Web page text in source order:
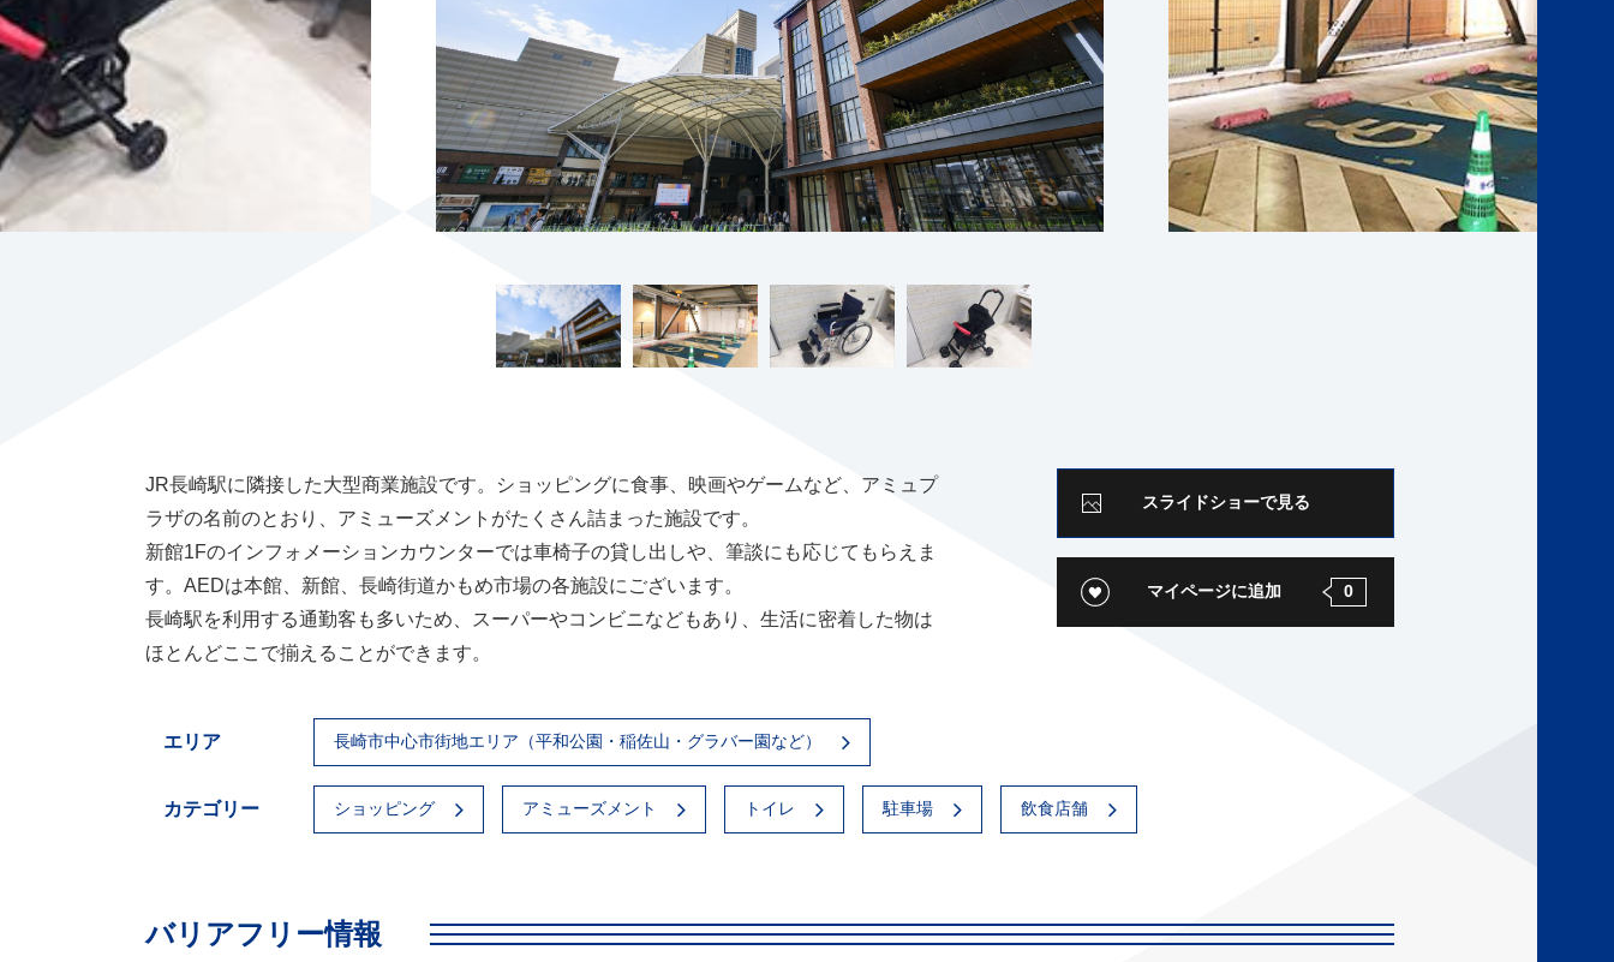
JR長崎駅に隣接した大型商業施設です。ショッピングに食事、映画やゲームなど、アミュプ
ラザの名前のとおり、アミューズメントがたくさん詰まった施設です。
新館1Fのインフォメーションカウンターでは車椅子の貸し出しや、筆談にも応じてもらえま
す。AEDは本館、新館、長崎街道かもめ市場の各施設にございます。
長崎駅を利用する通勤客も多いため、スーパーやコンビニなどもあり、生活に密着した物は
ほとんどここで揃えることができます。
スライドショーで見る
マイページに追加 0
エリア 長崎市中心市街地エリア（平和公園・稲佐山・グラバー園など）
カテゴリー ショッピング アミューズメント トイレ 駐車場 飲食店舗
バリアフリー情報